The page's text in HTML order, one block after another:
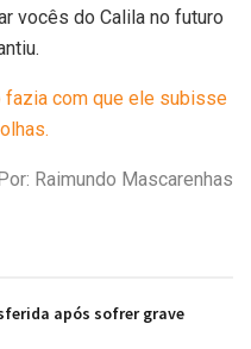
vocês do Calila no futuro
fazia com que ele subisse
Por: Raimundo Mascarenhas
após sofrer grave